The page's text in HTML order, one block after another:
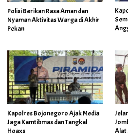
Polisi Berikan Rasa Aman dan
Nyaman Aktivitas Warga di Akhir
Pekan
Kapolres Bojonegoro Ajak Media
Jaga Kamtibmas dan Tangkal
Hoaxs
Alat